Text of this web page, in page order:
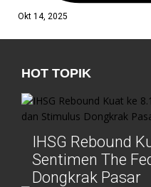
Okt 14, 2025
HOT TOPIK
IHSG Rebound
Sentimen The
Dongkrak Pasar